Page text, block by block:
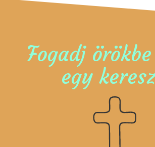
Fogadj örökbe
egy